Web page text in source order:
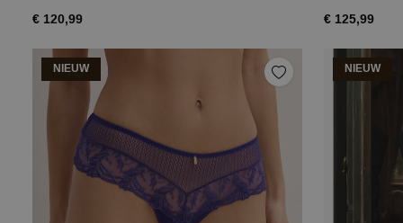
€ 120,99 € 125,99
NIEUW NIEUW